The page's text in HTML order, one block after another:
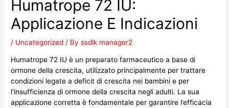
Humatrope 72 IU:
Applicazione E Indicazioni
/ Uncategorized / Byssdlk manager2
Humatrope 72 IU è un preparato farmaceutico a base di
ormone della crescita, utilizzato principalmente per trattare
condizioni legate a deficit di crescita nei bambini e per
l’insufficienza di ormone della crescita negli adulti. La sua
applicazione corretta è fondamentale per garantire l’efficacia